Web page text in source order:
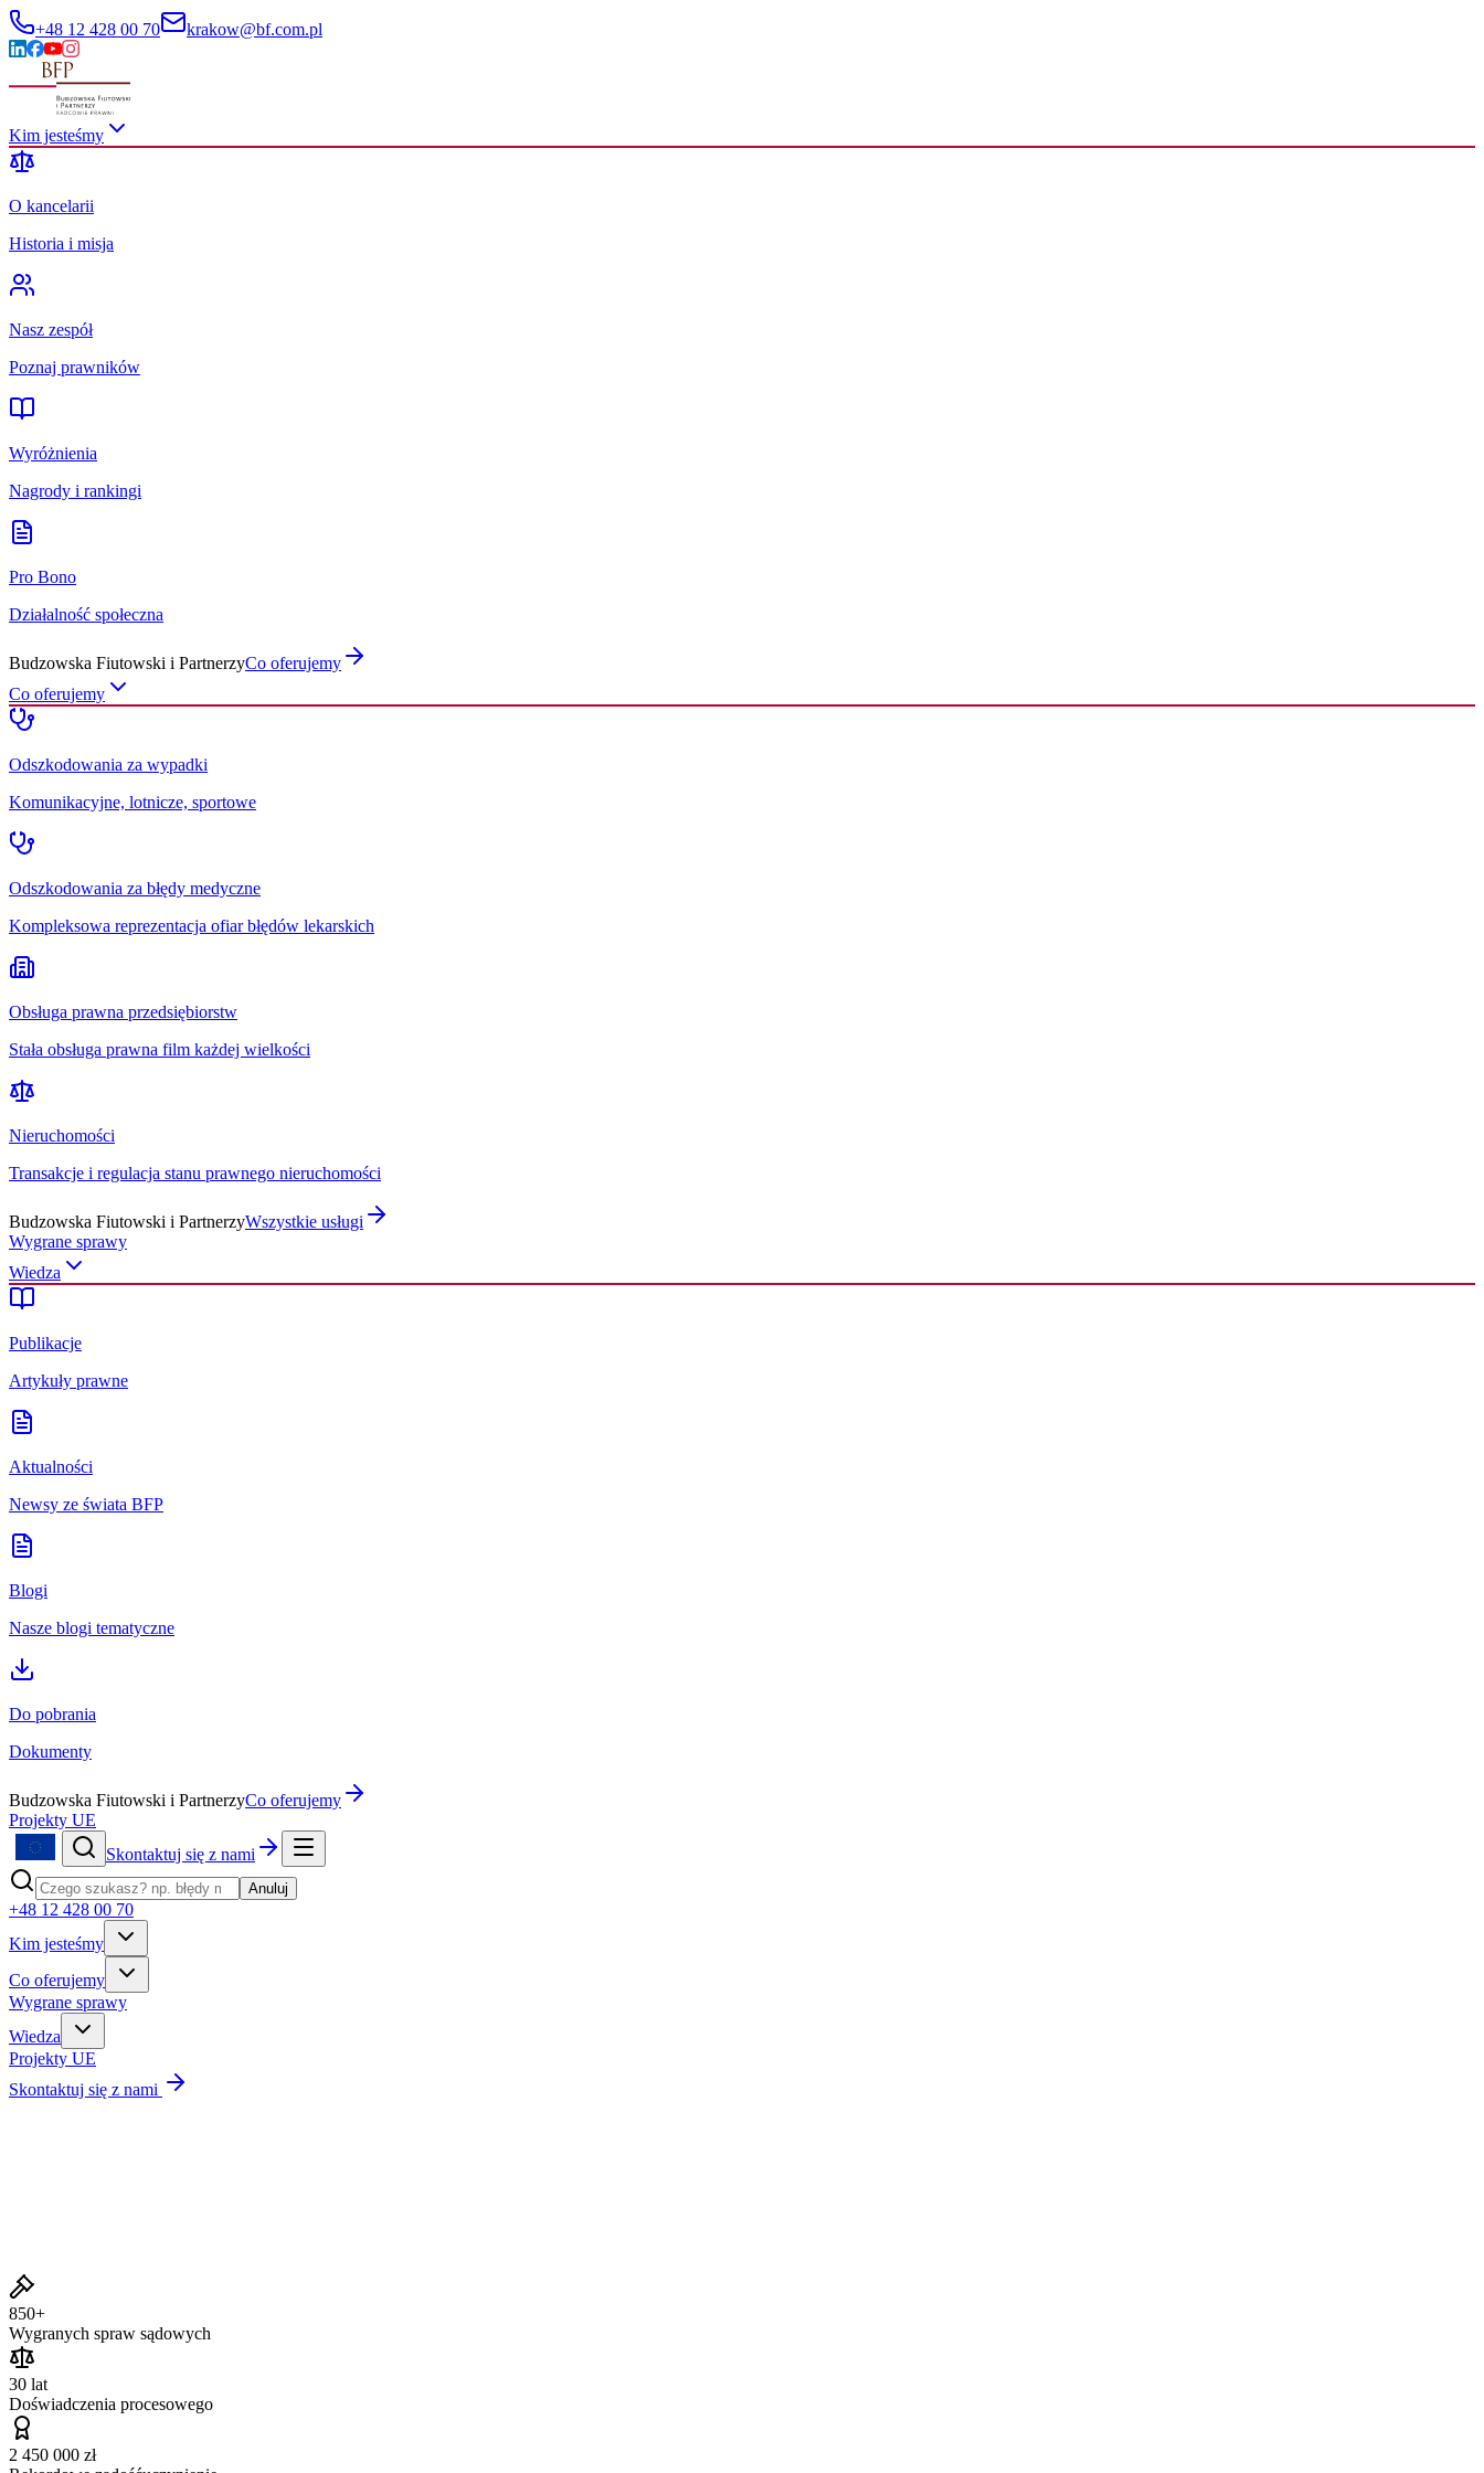
+48 12 428 00 70 krakow@bf.com.pl
Kim jesteśmy
O kancelarii
Historia i misja
Nasz zespół
Poznaj prawników
Wyróżnienia
Nagrody i rankingi
Pro Bono
Działalność społeczna
Budzowska Fiutowski i PartnerzyCo oferujemy
Co oferujemy
Odszkodowania za wypadki
Komunikacyjne, lotnicze, sportowe
Odszkodowania za błędy medyczne
Kompleksowa reprezentacja ofiar błędów lekarskich
Obsługa prawna przedsiębiorstw
Stała obsługa prawna film każdej wielkości
Nieruchomości
Transakcje i regulacja stanu prawnego nieruchomości
Budzowska Fiutowski i PartnerzyWszystkie usługi
Wygrane sprawy
Wiedza
Publikacje
Artykuły prawne
Aktualności
Newsy ze świata BFP
Blogi
Nasze blogi tematyczne
Do pobrania
Dokumenty
Budzowska Fiutowski i PartnerzyCo oferujemy
Projekty UE
Skontaktuj się z nami
Anuluj
+48 12 428 00 70
Kim jesteśmy
Co oferujemy
Wygrane sprawy
Wiedza
Projekty UE
Skontaktuj się z nami
850+
Wygranych spraw sądowych
30 lat
Doświadczenia procesowego
2 450 000 zł